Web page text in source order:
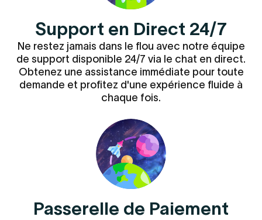
Support en Direct 24/7
Ne restez jamais dans le flou avec notre équipe
de support disponible 24/7 via le chat en direct.
Obtenez une assistance immédiate pour toute
demande et profitez d'une expérience fluide à
chaque fois.
Passerelle de Paiement